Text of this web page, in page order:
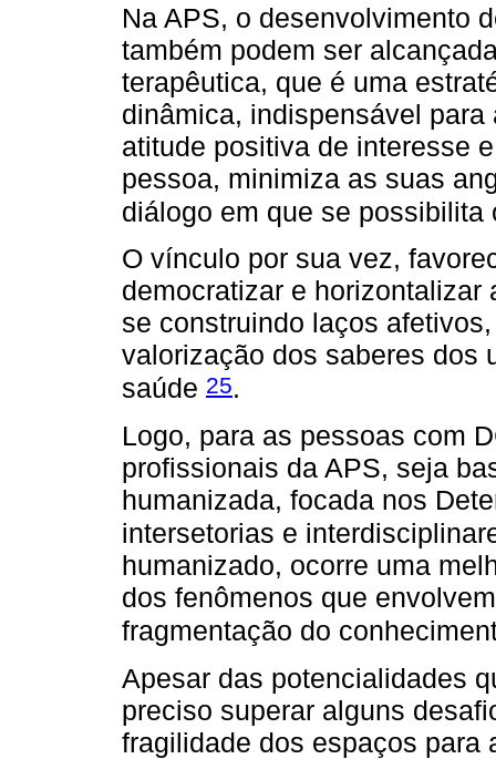
Na APS, o desenvolvimento
também podem ser
terapêutica, que é uma
dinâmica, indispensável
atitude positiva de interesse
pessoa, minimiza as suas
diálogo em que se
O vínculo por sua vez,
democratizar e
se construindo laços
valorização dos saberes dos
saúde 25.
Logo, para as pessoas com
profissionais da APS, seja
humanizada, focada nos
intersetorias e
humanizado, ocorre uma
dos fenômenos que
fragmentação do
Apesar das potencialidades
preciso superar alguns
fragilidade dos espaços para